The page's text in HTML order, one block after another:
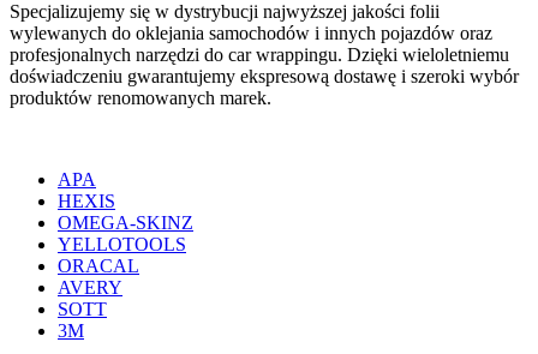
Specjalizujemy się w dystrybucji najwyższej jakości folii
wylewanych do oklejania samochodów i innych pojazdów oraz
profesjonalnych narzędzi do car wrappingu. Dzięki wieloletniemu
doświadczeniu gwarantujemy ekspresową dostawę i szeroki wybór
produktów renomowanych marek.
APA
HEXIS
OMEGA-SKINZ
YELLOTOOLS
ORACAL
AVERY
SOTT
3M